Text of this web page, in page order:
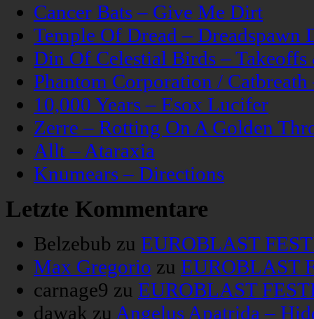
Cancer Bats – Give Me Dirt
Temple Of Dread – Dreadspawn
Din Of Celestial Birds –
Phantom Corporation /
10,000 Years – Esox Lucifer
Zerre – Rotting On A Golden
Allt – Ataraxia
Knumears – Directions
Letzte Kommentare
Belzebub zu EUROBLAST
Max Gregorio zu EUROBLAST
carnage9 zu EUROBLAST
dawak zu Angelus Apatrida –